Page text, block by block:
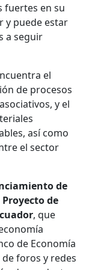
fuertes en su
y puede estar
a seguir
el
de procesos
y el
así como
el sector
de
de
, que
de Economía
foros y redes